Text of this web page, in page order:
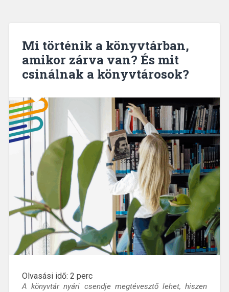
Mi történik a könyvtárban,
amikor zárva van? És mit
csinálnak a könyvtárosok?
Olvasási idő: 2 perc
A könyvtár nyári csendje megtévesztő lehet, hiszen